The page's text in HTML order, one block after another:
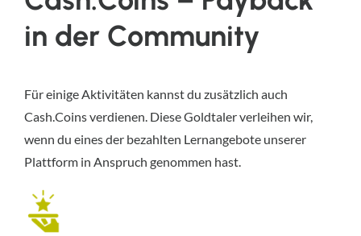
in der Community
­Für einige Aktivitäten kannst du zusätzlich auch
Cash.Coins verdienen. Diese Goldtaler verleihen wir,
wenn du eines der bezahlten Lernangebote unserer
Plattform in Anspruch genommen hast.